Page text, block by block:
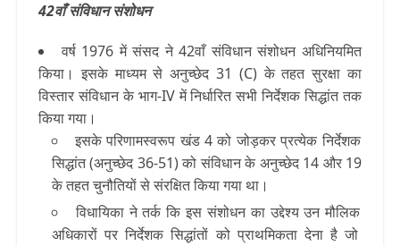
42वाँ संविधान संशोधन
वर्ष 1976 में संसद ने 42वाँ संविधान संशोधन अधिनियमित
किया। इसके माध्यम से अनुच्छेद 31 (C) के तहत सुरक्षा का
विस्तार संविधान के भाग-IV में निर्धारित सभी निर्देशक सिद्धांत तक
किया गया।
इसके परिणामस्वरूप खंड 4 को जोड़कर प्रत्येक निर्देशक
सिद्धांत (अनुच्छेद 36-51) को संविधान के अनुच्छेद 14 और 19
के तहत चुनौतियों से संरक्षित किया गया था।
विधायिका ने तर्क कि इस संशोधन का उद्देश्य उन मौलिक
अधिकारों पर निर्देशक सिद्धांतों को प्राथमिकता देना है जो